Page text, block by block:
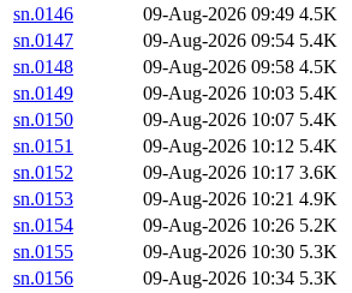
sn.0146
09-Aug-2026 09:49 4.5K
sn.0147
09-Aug-2026 09:54 5.4K
sn.0148
09-Aug-2026 09:58 4.5K
sn.0149
09-Aug-2026 10:03 5.4K
sn.0150
09-Aug-2026 10:07 5.4K
sn.0151
09-Aug-2026 10:12 5.4K
sn.0152
09-Aug-2026 10:17 3.6K
sn.0153
09-Aug-2026 10:21 4.9K
sn.0154
09-Aug-2026 10:26 5.2K
sn.0155
09-Aug-2026 10:30 5.3K
sn.0156
09-Aug-2026 10:34 5.3K